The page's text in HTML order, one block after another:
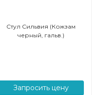
Стул Сильвия (Кожзам
черный, гальв.)
Запросить цену